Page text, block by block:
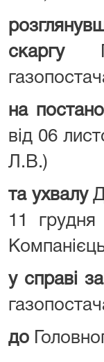
скаргу
на
від 06
Л.В.)
та ухвалу
11 грудня
у справі
до